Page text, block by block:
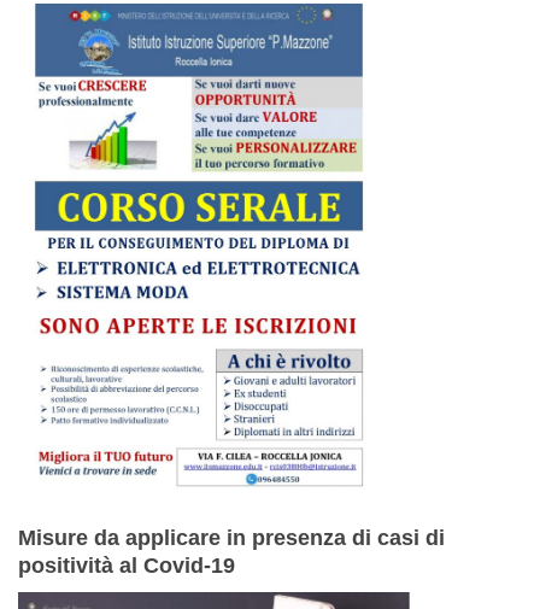
Misure da applicare in presenza di casi di
positività al Covid-19